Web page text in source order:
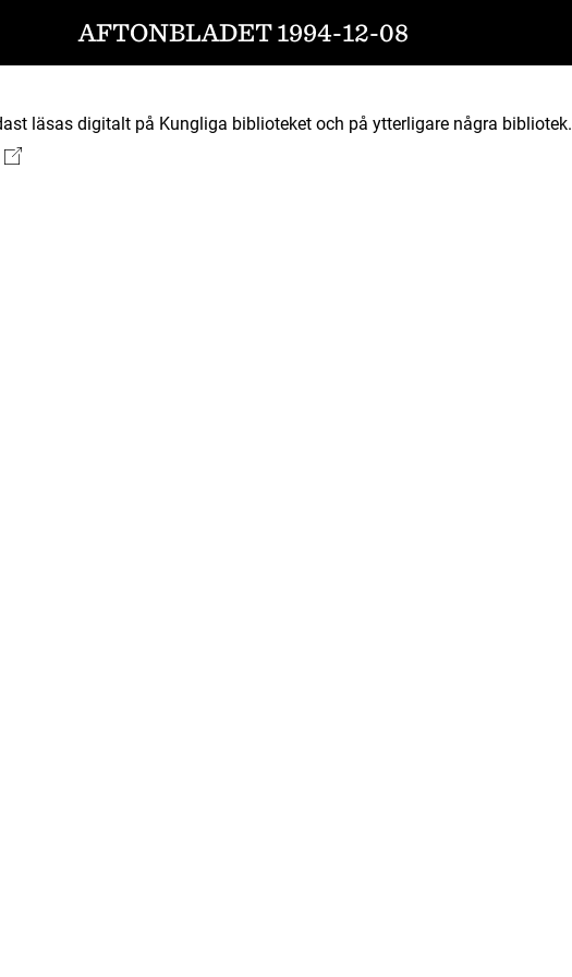
AFTONBLADET 1994-12-08
läsas digitalt på Kungliga biblioteket och på ytterligare några bibliotek.